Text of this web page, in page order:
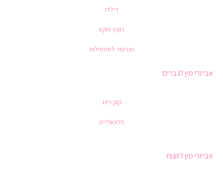
דילדו
רוקט פוקט
ויברטור למתחילות
אביזרי מין לגברים
קוק רינג
פלאשלייט
אביזרי מין לזוגות